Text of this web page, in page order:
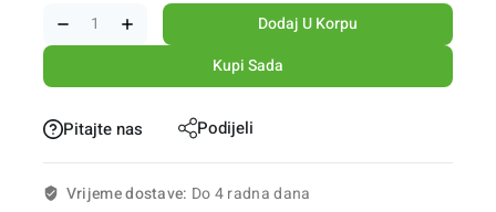
Dodaj U Korpu
Kupi Sada
Pitajte nas Podijeli
Vrijeme dostave: Do 4 radna dana